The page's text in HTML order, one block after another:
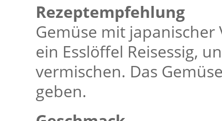
Rezeptempfehlung
Gemüse mit japanischer
ein Esslöffel Reisessig,
vermischen. Das
geben.